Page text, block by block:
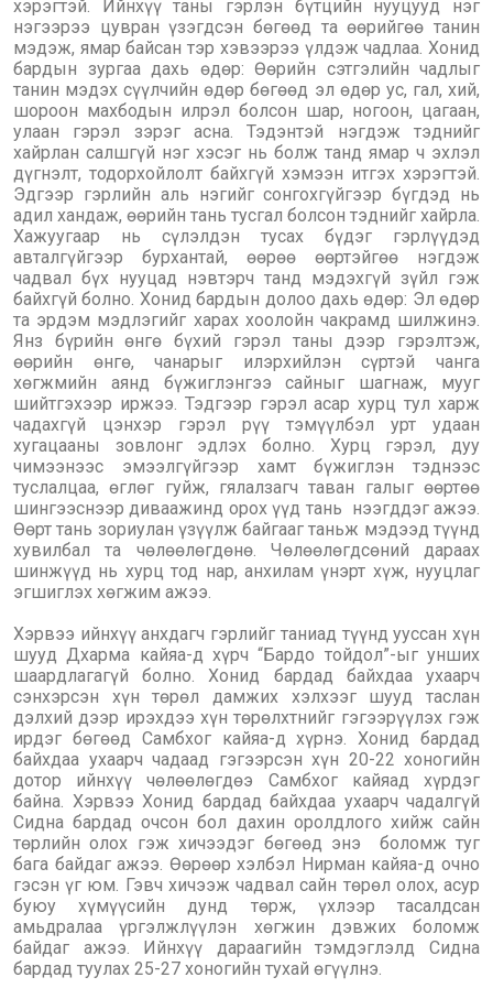
хэрэгтэй. Ийнхүү таны гэрлэн бүтцийн нууцууд нэг
нэгээрээ цувран үзэгдсэн бөгөөд та өөрийгөө танин
мэдэж, ямар байсан тэр хэвээрээ үлдэж чадлаа. Хонид
бардын зургаа дахь өдөр: Өөрийн сэтгэлийн чадлыг
танин мэдэх сүүлчийн өдөр бөгөөд эл өдөр ус, гал, хий,
шороон махбодын илрэл болсон шар, ногоон, цагаан,
улаан гэрэл зэрэг асна. Тэдэнтэй нэгдэж тэднийг
хайрлан салшгүй нэг хэсэг нь болж танд ямар ч эхлэл
дүгнэлт, тодорхойлолт байхгүй хэмээн итгэх хэрэгтэй.
Эдгээр гэрлийн аль нэгийг сонгохгүйгээр бүгдэд нь
адил хандаж, өөрийн тань тусгал болсон тэднийг хайрла.
Хажуугаар нь сүлэлдэн тусах бүдэг гэрлүүдэд
авталгүйгээр бурхантай, өөрөө өөртэйгөө нэгдэж
чадвал бүх нууцад нэвтэрч танд мэдэхгүй зүйл гэж
байхгүй болно. Хонид бардын долоо дахь өдөр: Эл өдөр
та эрдэм мэдлэгийг харах хоолойн чакрамд шилжинэ.
Янз бүрийн өнгө бүхий гэрэл таны дээр гэрэлтэж,
өөрийн өнгө, чанарыг илэрхийлэн сүртэй чанга
хөгжмийн аянд бүжиглэнгээ сайныг шагнаж, мууг
шийтгэхээр иржээ. Тэдгээр гэрэл асар хурц тул харж
чадахгүй цэнхэр гэрэл рүү тэмүүлбэл урт удаан
хугацааны зовлонг эдлэх болно. Хурц гэрэл, дуу
чимээнээс эмээлгүйгээр хамт бүжиглэн тэднээс
туслалцаа, өглөг гуйж, гялалзагч таван галыг өөртөө
шингээснээр диваажинд орох үүд тань нээгддэг ажээ.
Өөрт тань зориулан үзүүлж байгааг таньж мэдээд түүнд
хувилбал та чөлөөлөгдөнө. Чөлөөлөгдсөний дараах
шинжүүд нь хурц тод нар, анхилам үнэрт хүж, нууцлаг
эгшиглэх хөгжим ажээ.
Хэрвээ ийнхүү анхдагч гэрлийг таниад түүнд ууссан хүн
шууд Дхарма кайяа-д хүрч “Бардо тойдол”-ыг унших
шаардлагагүй болно. Хонид бардад байхдаа ухаарч
сэнхэрсэн хүн төрөл дамжих хэлхээг шууд таслан
дэлхий дээр ирэхдээ хүн төрөлхтнийг гэгээрүүлэх гэж
ирдэг бөгөөд Самбхог кайяа-д хүрнэ. Хонид бардад
байхдаа ухаарч чадаад гэгээрсэн хүн 20-22 хоногийн
дотор ийнхүү чөлөөлөгдөэ Самбхог кайяад хүрдэг
байна. Хэрвээ Хонид бардад байхдаа ухаарч чадалгүй
Сидна бардад очсон бол дахин оролдлого хийж сайн
төрлийн олох гэж хичээдэг бөгөөд энэ боломж туг
бага байдаг ажээ. Өөрөөр хэлбэл Нирман кайяа-д очно
гэсэн үг юм. Гэвч хичээж чадвал сайн төрөл олох, асур
буюу хүмүүсийн дунд төрж, үхлээр тасалдсан
амьдралаа үргэлжлүүлэн хөгжин дэвжих боломж
байдаг ажээ. Ийнхүү дараагийн тэмдэглэлд Сидна
бардад туулах 25-27 хоногийн тухай өгүүлнэ.